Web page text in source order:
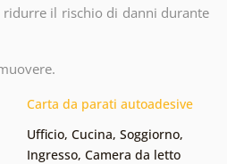
ridurre il rischio di danni durante
Carta da parati autoadesive
Ufficio, Cucina, Soggiorno,
Ingresso, Camera da letto